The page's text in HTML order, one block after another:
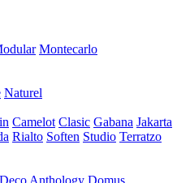
Montecarlo
Naturel
Camelot Clasic Gabana Jakarta
Rialto Soften Studio Terratzo